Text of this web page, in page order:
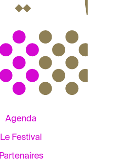
Agenda
Le Festival
Partenaires